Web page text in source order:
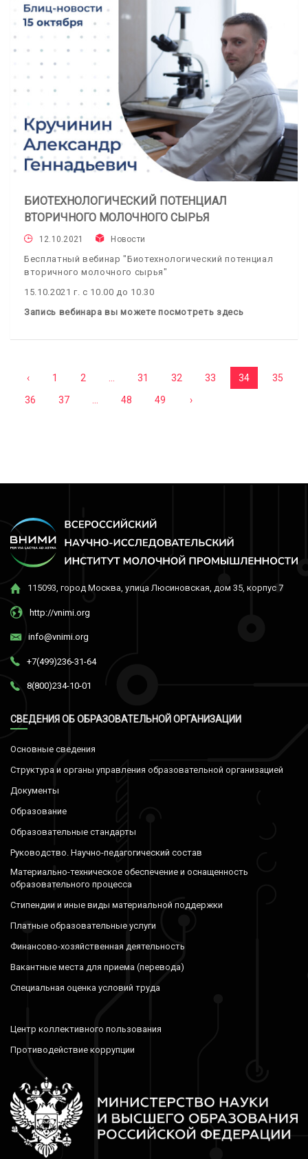
БИОТЕХНОЛОГИЧЕСКИЙ ПОТЕНЦИАЛ
ВТОРИЧНОГО МОЛОЧНОГО СЫРЬЯ
12.10.2021 Новости
Бесплатный вебинар "Биотехнологический потенциал
вторичного молочного сырья"
15.10.2021 г. с 10.00 до 10.30
Запись вебинара вы можете посмотреть здесь
‹ 1 2 31 32 33 34
35
36
37 48 49 ›
115093, город Москва, улица Люсиновская, дом 35, корпус 7
http://vnimi.org
info@vnimi.org
+7(499)236-31-64
8(800)234-10-01
СВЕДЕНИЯ ОБ ОБРАЗОВАТЕЛЬНОЙ ОРГАНИЗАЦИИ
Основные сведения
Структура и органы управления образовательной организацией
Документы
Образование
Образовательные стандарты
Руководство. Научно-педагогический состав
Материально-техническое обеспечение и оснащенность
образовательного процесса
Стипендии и иные виды материальной поддержки
Платные образовательные услуги
Финансово-хозяйственная деятельность
Вакантные места для приема (перевода)
Специальная оценка условий труда
Центр коллективного пользования
Противодействие коррупции